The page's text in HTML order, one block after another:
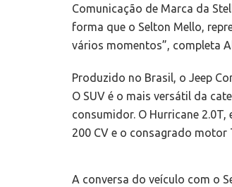
Comunicação de Marca da
forma que o Selton Mello,
vários momentos”, completa
Produzido no Brasil, o Jeep
O SUV é o mais versátil da
consumidor. O Hurricane
200 CV e o consagrado motor
A conversa do veículo com o